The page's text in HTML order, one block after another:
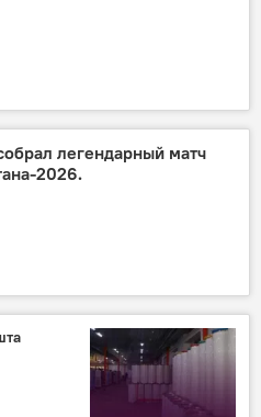
легендарный матч
2026.